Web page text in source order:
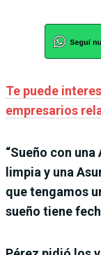
Te puede
empresarios
“Sueño con
limpia y una
que tengamos
sueño tiene